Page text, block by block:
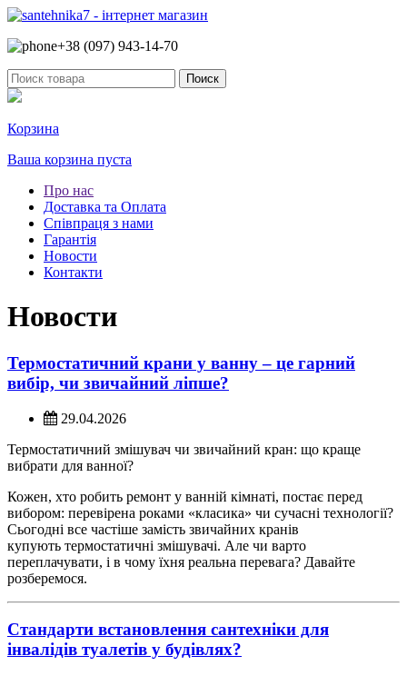
+38 (097) 943-14-70
Корзина
Ваша корзина пуста
Про нас
Доставка та Оплата
Співпраця з нами
Гарантія
Новости
Контакти
Новости
Термостатичний крани у ванну – це гарний
вибір, чи звичайний ліпше?
29.04.2026
Термостатичний змішувач чи звичайний кран: що краще
вибрати для ванної?
Кожен, хто робить ремонт у ванній кімнаті, постає перед
вибором: перевірена роками «класика» чи сучасні технології?
Сьогодні все частіше замість звичайних кранів
купують термостатичні змішувачі. Але чи варто
переплачувати, і в чому їхня реальна перевага? Давайте
розберемося.
Стандарти встановлення сантехніки для
інвалідів туалетів у будівлях?